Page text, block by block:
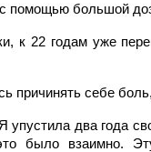
помощью большой
к 22 годам уже
причинять себе
два года
взаимно. Эту